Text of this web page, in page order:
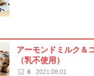
アーモンドミルク＆
（乳不使用）
6 2021.08.01